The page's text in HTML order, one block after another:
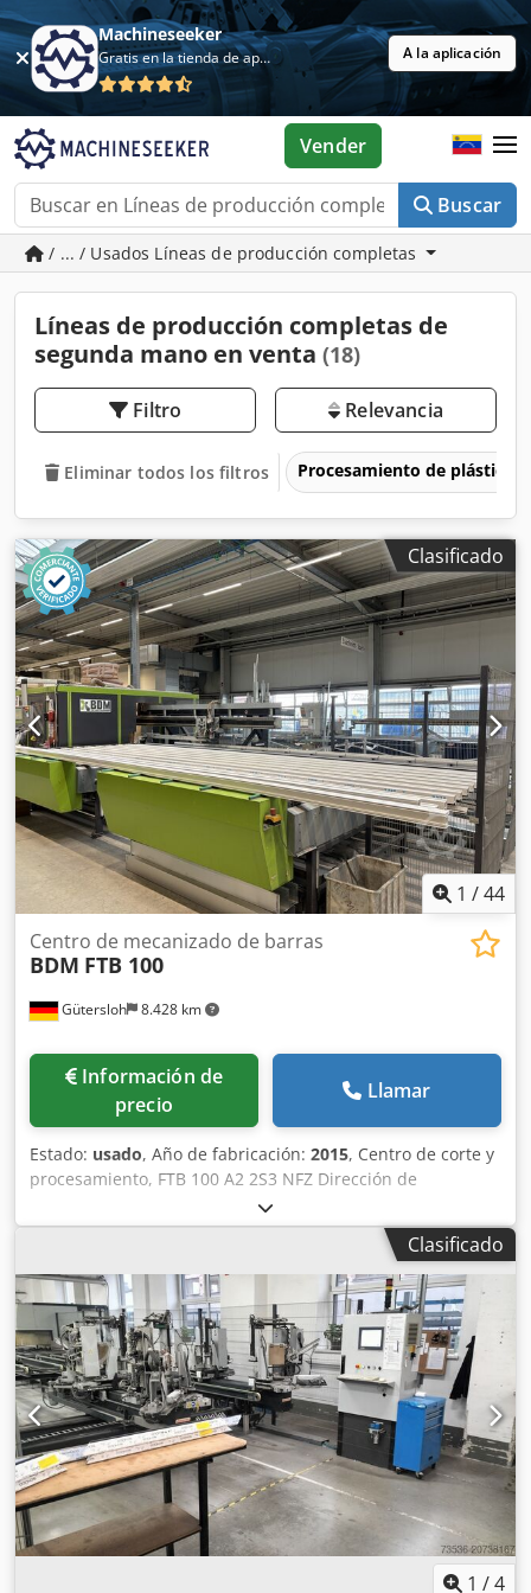
Machineseeker
Gratis en la tienda de aplicaciones A la aplicación
Buscar
Vender
/ ... / Usados Líneas de producción completas
Líneas de producción completas de
segunda mano en venta (18)
Filtro Relevancia
Eliminar todos los filtros Procesamiento de plásticos
Clasificado
1 /44
Gütersloh 8.428 km
Centro de mecanizado de barras
BDM FTB 100
Información de
precio
Llamar
Estado: usado, Año de fabricación: 2015, Centro de corte y
procesamiento, FTB 100 A2 2S3 NFZ Dirección de
desplazamiento: de derecha a izquierda Windows 10
Longitud de corte mínima (solo PVC): 296 mm Longitud
mínima de la pieza (PVC con acero): 300 mm Longitud
máxima de la pieza (PVC con acero): 4.000 mm Profundidad
máxima del perfil: 130 mm Altura máxima del perfil: 130
mm Almacén automático de alimentación para carga
manual, para 12 perfiles de una longitud mínima de 600
mm y una longitud máxima de 6.500 mm: 8 ejes - CNC -
Estación de mecanizado A2 - 3 ejes CNC X, Y, Z - Un husillo
de 2 vías de 0,75 kW cada uno 2 S 3 – Estación de sierra -
1x Rango de giro continuo de la sierra de 45° a 135° -
Motor de sierra 2,2 kW + 3.000 rpm - Hoja de sierra Ø 550
mm - 1x Sierra a 45° - Motor de sierra 2,2 kW + 3.000 rpm -
Hoja de sierra Ø 550 mm CNC - 3 ejes - Estación de fresado
para el acabado de los extremos del perfil: - Con
Clasificado
1 /4